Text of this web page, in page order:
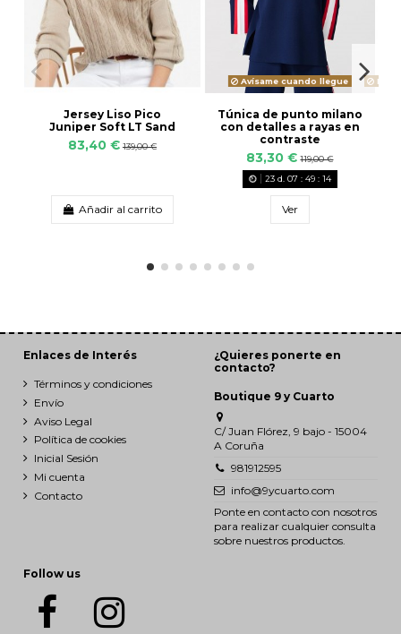
Jersey Liso Pico
Juniper Soft LT Sand
83,40 € 139,00 €
Añadir al carrito
Avísame cuando llegue
Túnica de punto milano
con detalles a rayas en
contraste
83,30 € 119,00 €
23d. 07 : 49: 14
Ver
Enlaces de Interés
Términos y condiciones
Envío
Aviso Legal
Política de cookies
Inicial Sesión
Mi cuenta
Contacto
¿Quieres ponerte en
contacto?
Boutique 9 y Cuarto
C/ Juan Flórez, 9 bajo - 15004
A Coruña
981912595
info@9ycuarto.com
Ponte en contacto con nosotros
para realizar cualquier consulta
sobre nuestros productos.
Follow us